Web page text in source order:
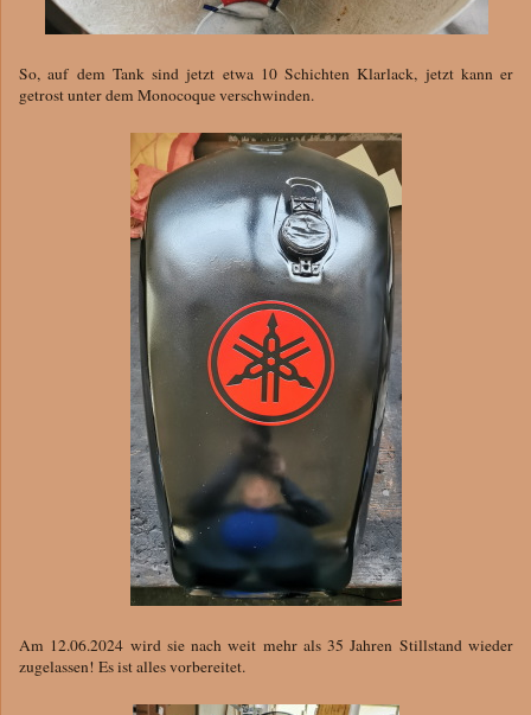
So, auf dem Tank sind jetzt etwa 10 Schichten Klarlack, jetzt kann er
getrost unter dem Monocoque verschwinden.
Am 12.06.2024 wird sie nach weit mehr als 35 Jahren Stillstand wieder
zugelassen! Es ist alles vorbereitet.